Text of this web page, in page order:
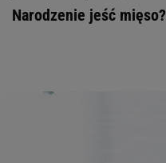
Narodzenie jeść mięso?